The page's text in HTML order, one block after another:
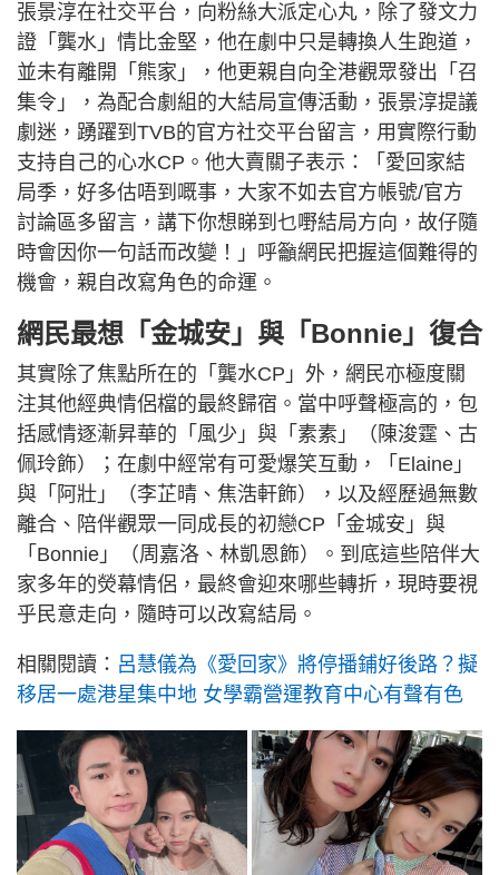
張景淳在社交平台，向粉絲大派定心丸，除了發文力
證「龔水」情比金堅，他在劇中只是轉換人生跑道，
並未有離開「熊家」，他更親自向全港觀眾發出「召
集令」，為配合劇組的大結局宣傳活動，張景淳提議
劇迷，踴躍到TVB的官方社交平台留言，用實際行動
支持自己的心水CP。他大賣關子表示：「愛回家結
局季，好多估唔到嘅事，大家不如去官方帳號/官方
討論區多留言，講下你想睇到乜嘢結局方向，故仔隨
時會因你一句話而改變！」呼籲網民把握這個難得的
機會，親自改寫角色的命運。
網民最想「金城安」與「Bonnie」復合
其實除了焦點所在的「龔水CP」外，網民亦極度關
注其他經典情侶檔的最終歸宿。當中呼聲極高的，包
括感情逐漸昇華的「風少」與「素素」（陳浚霆、古
佩玲飾）；在劇中經常有可愛爆笑互動，「Elaine」
與「阿壯」（李芷晴、焦浩軒飾），以及經歷過無數
離合、陪伴觀眾一同成長的初戀CP「金城安」與
「Bonnie」（周嘉洛、林凱恩飾）。到底這些陪伴大
家多年的熒幕情侶，最終會迎來哪些轉折，現時要視
乎民意走向，隨時可以改寫結局。
相關閱讀： 呂慧儀為《愛回家》將停播鋪好後路？擬
移居一處港星集中地 女學霸營運教育中心有聲有色